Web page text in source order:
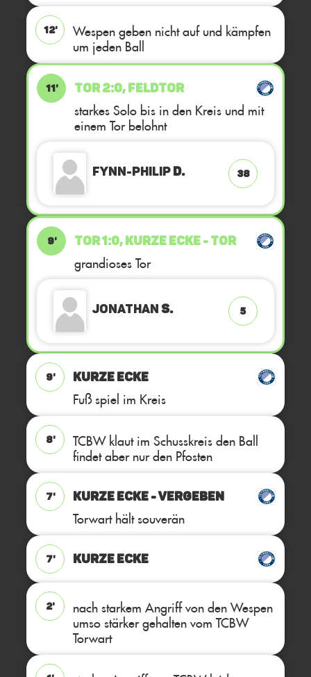
12'
Wespen geben nicht auf und kämpfen
um jeden Ball
11' TOR 2:0, FELDTOR
starkes Solo bis in den Kreis und mit
einem Tor belohnt
Fynn-PhilipD. 38
9' TOR 1:0, KURZE ECKE - TOR
grandioses Tor
JonathanS. 5
9' KURZE ECKE
Fuß spiel im Kreis
8'
TCBW klaut im Schusskreis den Ball
findet aber nur den Pfosten
7' KURZE ECKE - VERGEBEN
Torwart hält souverän
7' KURZE ECKE
2'
nach starkem Angriff von den Wespen
umso stärker gehalten vom TCBW
Torwart